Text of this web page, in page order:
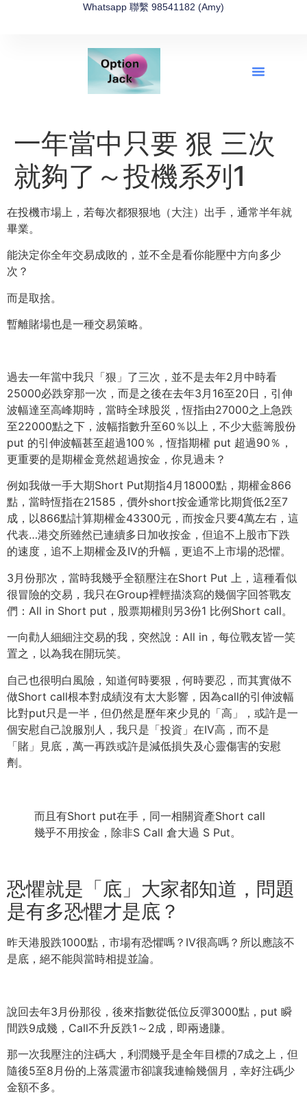
Whatsapp 聯繫 98541182 (Amy)
一年當中只要 狠 三次
就夠了～投機系列1
在投機市場上，若每次都狠狠地（大注）出手，通常半年就
畢業。
能決定你全年交易成敗的，並不全是看你能壓中方向多少
次？
而是取捨。
暫離賭場也是一種交易策略。
過去一年當中我只「狠」了三次， 並不是去年2月中時看
25000必跌穿那一次， 而是之後在去年3月16至20日，引伸
波幅達至高峰期時， 當時全球股災，恆指由27000之上急跌
至22000點之下， 波幅指數升至60％以上，不少大藍籌股份
put 的引伸波幅甚至超過100％，恆指期權 put 超過90％，
更重要的是期權金竟然超過按金，你見過未？
例如我做一手大期Short Put期指4月18000點，期權金866
點， 當時恆指在21585， 價外short按金通常比期貨低2至7
成， 以866點計算期權金43300元，而按金只要4萬左右， 這
代表…港交所雖然已連續多日加收按金， 但追不上股市下跌
的速度，追不上期權金及IV的升幅， 更追不上市場的恐懼。
3月份那次，當時我幾乎全額壓注在Short Put 上，這種看似
很冒險的交易， 我只在Group裡輕描淡寫的幾個字回答戰友
們：All in Short put，股票期權則另3份1 比例Short call。
一向勸人細細注交易的我，突然說：All in，每位戰友皆一笑
置之，以為我在開玩笑。
自己也很明白風險，知道何時要狠，何時要忍， 而其實做不
做Short call根本對成績沒有太大影響， 因為call的引伸波幅
比對put只是一半， 但仍然是歷年來少見的「高」，或許是一
個安慰自己說服別人， 我只是「投資」在IV高，而不是
「賭」見底， 萬一再跌或許是減低損失及心靈傷害的安慰
劑。
而且有Short put在手，同一相關資產Short call
幾乎不用按金，除非S Call 倉大過 S Put。
恐懼就是「底」大家都知道，問題
是有多恐懼才是底？
昨天港股跌1000點，市場有恐懼嗎？IV很高嗎？ 所以應該不
是底，絕不能與當時相提並論。
說回去年3月份那役，後來指數從低位反彈3000點，put 瞬
間跌9成幾，Call不升反跌1～2成，即兩邊賺。
那一次我壓注的注碼大，利潤幾乎是全年目標的7成之上， 但
隨後5至8月份的上落震盪市卻讓我連輸幾個月， 幸好注碼少
金額不多。